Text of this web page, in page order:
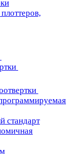
стандарт